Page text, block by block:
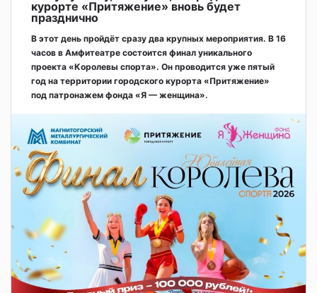
курорте «Притяжение» вновь будет
празднично
В этот день пройдёт сразу два крупных мероприятия. В 16
часов в Амфитеатре состоится финал уникального
проекта «Королевы спорта». Он проводится уже пятый
год на территории городского курорта «Притяжение»
под патронажем фонда «Я — женщина».